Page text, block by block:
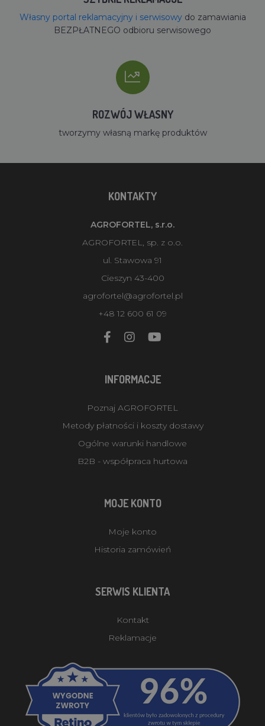
Własny portal reklamacyjny i serwisowydo zamawiania
BEZPŁATNEGO odbioru serwisowego
ROZWÓJ WŁASNY
tworzymy własną markę produktów
KONTAKTY
AGROFORTEL, s.r.o.
AGROFORTEL, sp. z o.o.
ul. Stawowa 91
Cieszyn 43-400
agrofortel@agrofortel.pl
+48 12 600 61 09
INFORMACJE
Poznaj AGROFORTEL
Metody płatności i koszty dostawy
Ogólne warunki handlowe
B2B - współpraca hurtowa
MOJE KONTO
Moje konto
Historia zamówień
SERWIS KLIENTA
Kontakt
Reklamacje